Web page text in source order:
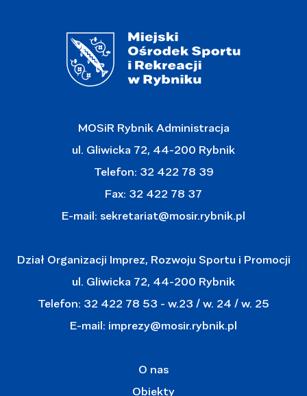
MOSiR Rybnik Administracja
ul. Gliwicka 72, 44-200 Rybnik
Telefon: 32 422 78 39
Fax: 32 422 78 37
E-mail: sekretariat@mosir.rybnik.pl
Dział Organizacji Imprez, Rozwoju Sportu i Promocji
ul. Gliwicka 72, 44-200 Rybnik
Telefon: 32 422 78 53 - w.23 / w. 24 / w. 25
E-mail: imprezy@mosir.rybnik.pl
O nas
Obiekty